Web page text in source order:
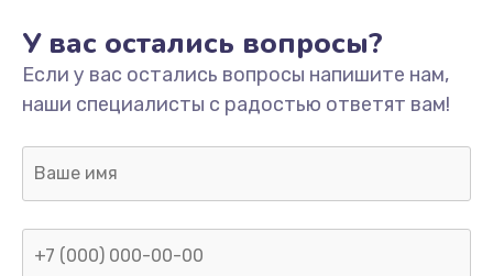
Замена/Pемонт карбюратора
1300 руб.
Заказать
Ремонт капиллярной трубки
400 руб.
У вас остались вопросы?
Если у вас остались вопросы напишите нам,
наши специалисты с радостью ответят вам!